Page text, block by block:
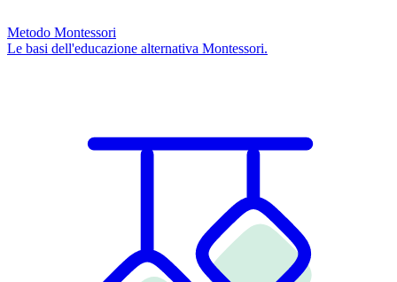
Metodo Montessori
Le basi dell'educazione alternativa Montessori.